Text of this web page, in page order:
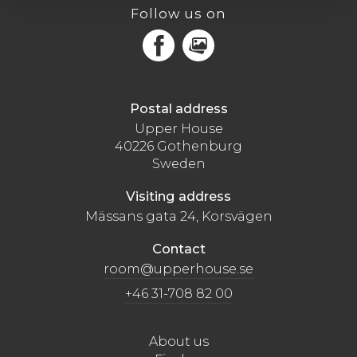
Follow us on
FacebookMediaPortal
Postal address
Upper House
40226 Gothenburg
Sweden
Visiting address
Mässans gata 24, Korsvägen
Contact
room@upperhouse.se
+46 31-708 82 00
About us